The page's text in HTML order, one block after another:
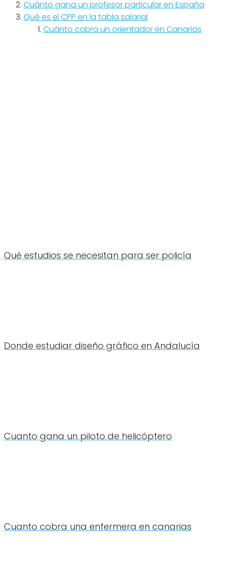
Cuánto gana un profesor particular en España
Qué es el CPP en la tabla salarial
Cuánto cobra un orientador en Canarias
Qué estudios se necesitan para ser policía
Donde estudiar diseño gráfico en Andalucía
Cuanto gana un piloto de helicóptero
Cuanto cobra una enfermera en canarias